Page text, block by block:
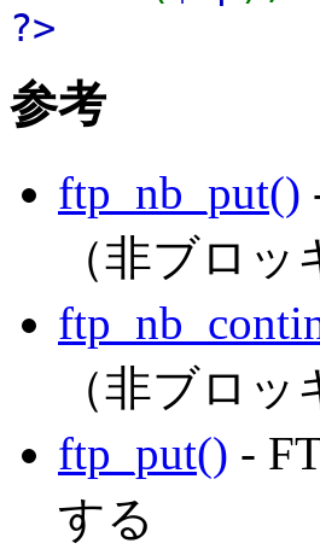
?>
参考
ftp_nb_put()
（非ブロッ
（非ブロッ
ftp_put() -
する